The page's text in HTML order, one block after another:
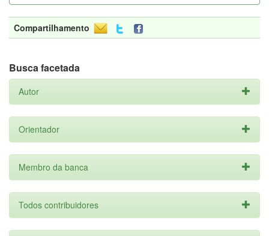
Compartilhamento
Busca facetada
Autor
Orientador
Membro da banca
Todos contribuidores